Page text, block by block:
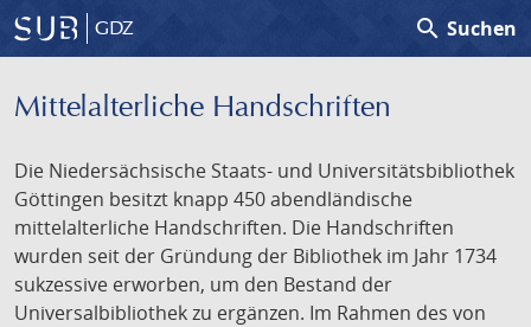
GDZ search Suchen
Mittelalterliche Handschriften
Die Niedersächsische Staats- und Universitätsbibliothek
Göttingen besitzt knapp 450 abendländische
mittelalterliche Handschriften. Die Handschriften
wurden seit der Gründung der Bibliothek im Jahr 1734
sukzessive erworben, um den Bestand der
Universalbibliothek zu ergänzen. Im Rahmen des von